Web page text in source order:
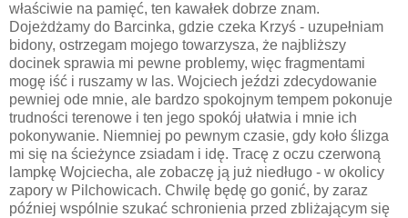
właściwie na pamięć, ten kawałek dobrze znam.
Dojeżdżamy do Barcinka, gdzie czeka Krzyś - uzupełniam
bidony, ostrzegam mojego towarzysza, że najbliższy
docinek sprawia mi pewne problemy, więc fragmentami
mogę iść i ruszamy w las. Wojciech jeździ zdecydowanie
pewniej ode mnie, ale bardzo spokojnym tempem pokonuje
trudności terenowe i ten jego spokój ułatwia i mnie ich
pokonywanie. Niemniej po pewnym czasie, gdy koło ślizga
mi się na ścieżynce zsiadam i idę. Tracę z oczu czerwoną
lampkę Wojciecha, ale zobaczę ją już niedługo - w okolicy
zapory w Pilchowicach. Chwilę będę go gonić, by zaraz
później wspólnie szukać schronienia przed zbliżającym się